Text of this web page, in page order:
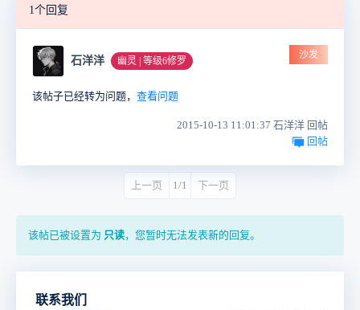
1个回复
石洋洋 幽灵 | 等级6修罗
沙发
该帖子已经转为问题， 查看问题
2015-10-13 11:01:37 石洋洋 回帖
回帖
上一页 1/1 下一页
该帖已被设置为 只读，您暂时无法发表新的回复。
联系我们